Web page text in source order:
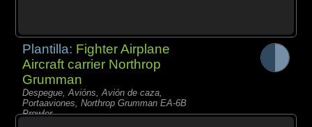
Plantilla: Fighter Airplane
Aircraft carrier Northrop
Grumman
Despegue, Avións, Avión de caza,
Portaaviones, Northrop Grumman EA-6B
Prowler